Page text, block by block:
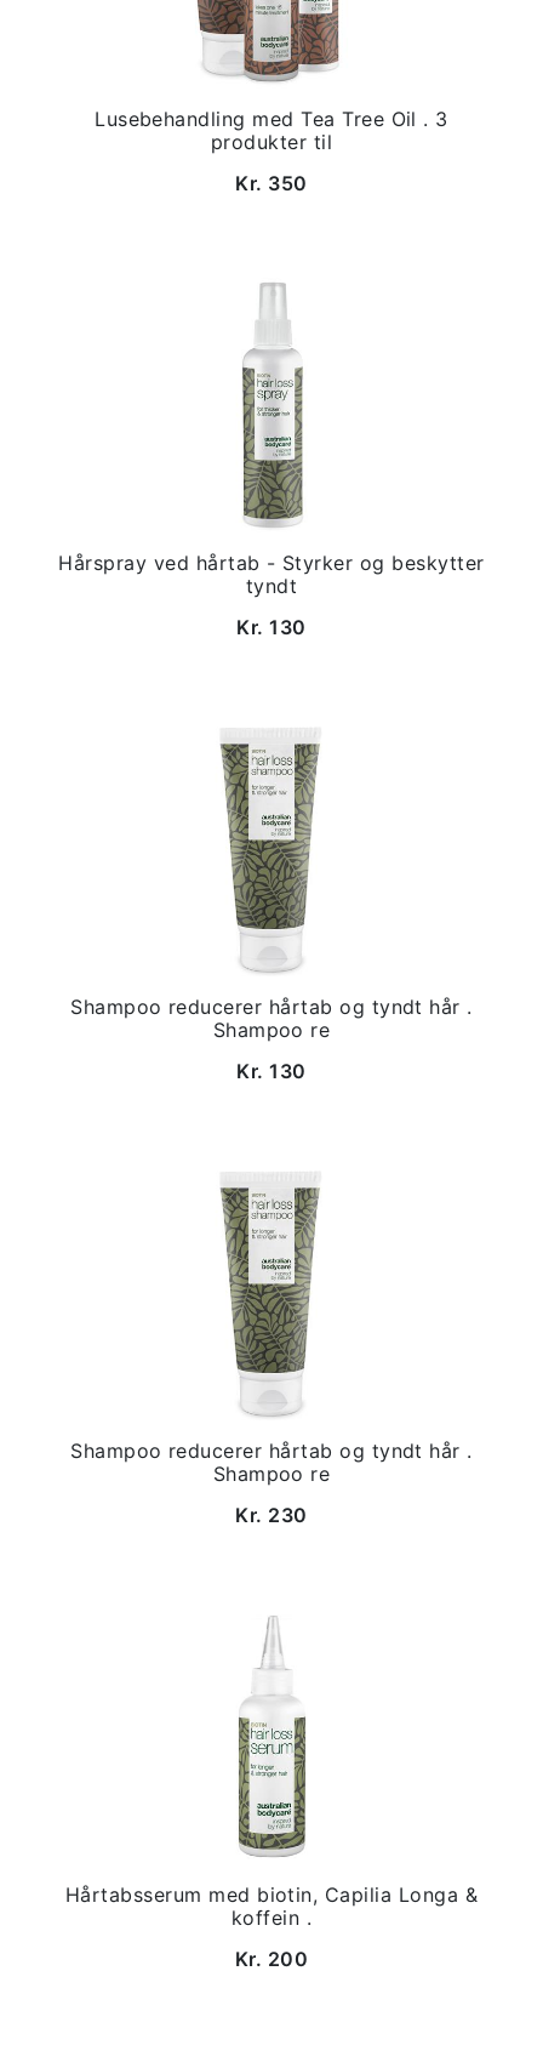
Lusebehandling med Tea Tree Oil . 3
produkter til
Kr. 350
Hårspray ved hårtab - Styrker og beskytter
tyndt
Kr. 130
Shampoo reducerer hårtab og tyndt hår .
Shampoo re
Kr. 130
Shampoo reducerer hårtab og tyndt hår .
Shampoo re
Kr. 230
Hårtabsserum med biotin, Capilia Longa &
koffein .
Kr. 200